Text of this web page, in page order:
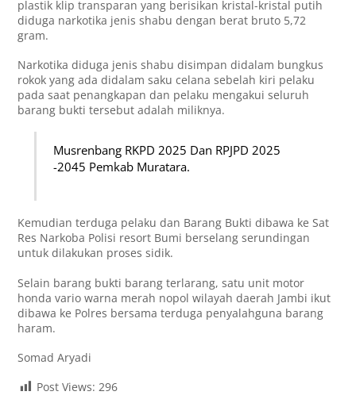
plastik klip transparan yang berisikan kristal-kristal putih
diduga narkotika jenis shabu dengan berat bruto 5,72
gram.
Narkotika diduga jenis shabu disimpan didalam bungkus
rokok yang ada didalam saku celana sebelah kiri pelaku
pada saat penangkapan dan pelaku mengakui seluruh
barang bukti tersebut adalah miliknya.
Musrenbang RKPD 2025 Dan RPJPD 2025
-2045 Pemkab Muratara.
Kemudian terduga pelaku dan Barang Bukti dibawa ke Sat
Res Narkoba Polisi resort Bumi berselang serundingan
untuk dilakukan proses sidik.
Selain barang bukti barang terlarang, satu unit motor
honda vario warna merah nopol wilayah daerah Jambi ikut
dibawa ke Polres bersama terduga penyalahguna barang
haram.
Somad Aryadi
Post Views: 296